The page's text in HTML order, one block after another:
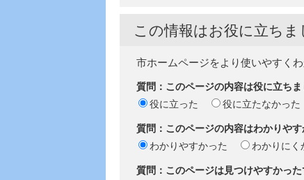
この情報はお役に立ちま
市ホームページをより使いやすく
質問：このページの内容は役に立ちま
役に立った
役に立たなかった
質問：このページの内容はわかりやす
わかりやすかった
わかりにく
質問：このページは見つけやすかった